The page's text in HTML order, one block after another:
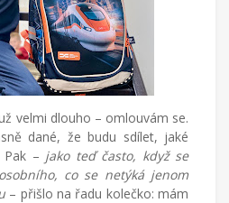
velmi dlouho – omlouvám se.
dané, že budu sdílet, jaké
Pak – jako teď často, když se
co se netýká jenom
– přišlo na řadu kolečko: mám